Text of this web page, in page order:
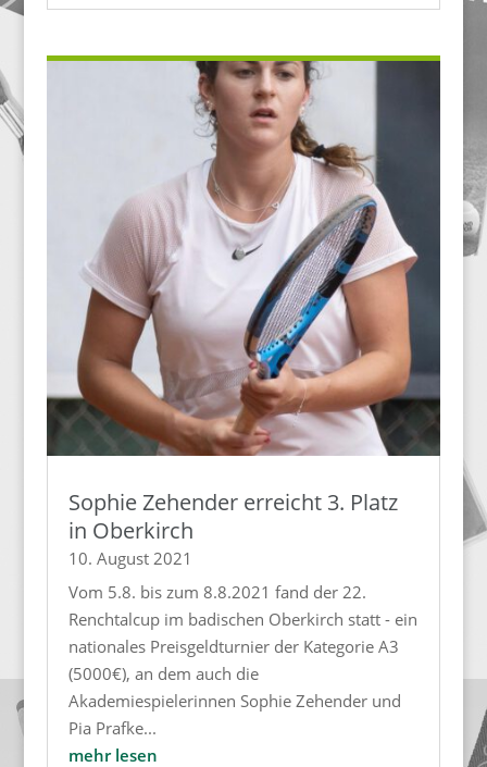
Sophie Zehender erreicht 3. Platz
in Oberkirch
10. August 2021
Vom 5.8. bis zum 8.8.2021 fand der 22.
Renchtalcup im badischen Oberkirch statt - ein
nationales Preisgeldturnier der Kategorie A3
(5000€), an dem auch die
Akademiespielerinnen Sophie Zehender und
Pia Prafke...
mehr lesen